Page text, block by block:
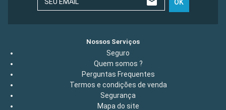
OK
Nossos Serviços
Seguro
Quem somos ?
Perguntas Frequentes
Termos e condições de venda
Segurança
Mapa do site